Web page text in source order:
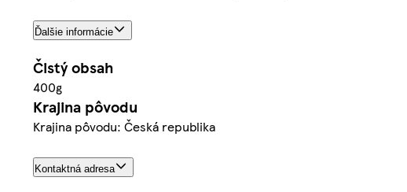
Ďalšie informácie
Čistý obsah
400g
Krajina pôvodu
Krajina pôvodu: Česká republika
Kontaktná adresa